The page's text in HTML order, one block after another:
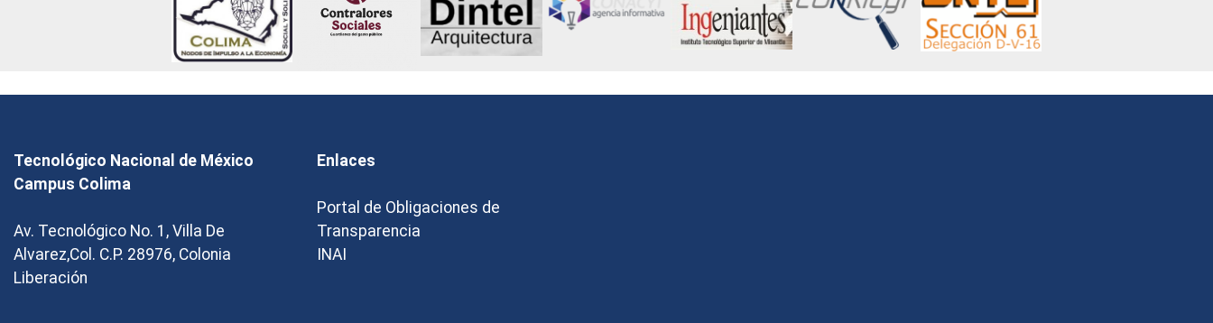
Tecnológico Nacional de México
Campus Colima
Av. Tecnológico No. 1, Villa De
Alvarez,Col. C.P. 28976, Colonia
Liberación
Enlaces
Portal de Obligaciones de
Transparencia
INAI